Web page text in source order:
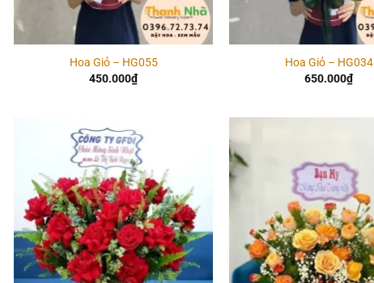
Hoa Giỏ – HG055
450.000₫
Hoa Giỏ – HG034
650.000₫
wishlist